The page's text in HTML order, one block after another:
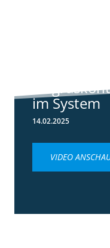
im System
14.02.2025
VIDEO